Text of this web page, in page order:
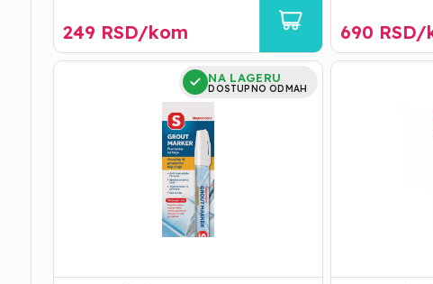
249 RSD/kom 690 RSD/
FLOMASTER
NA LAGERU
DOSTUPNO ODMAH
AKCIJA